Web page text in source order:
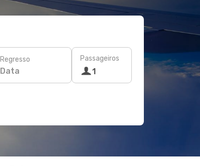
Regresso
Data
Passageiros
1